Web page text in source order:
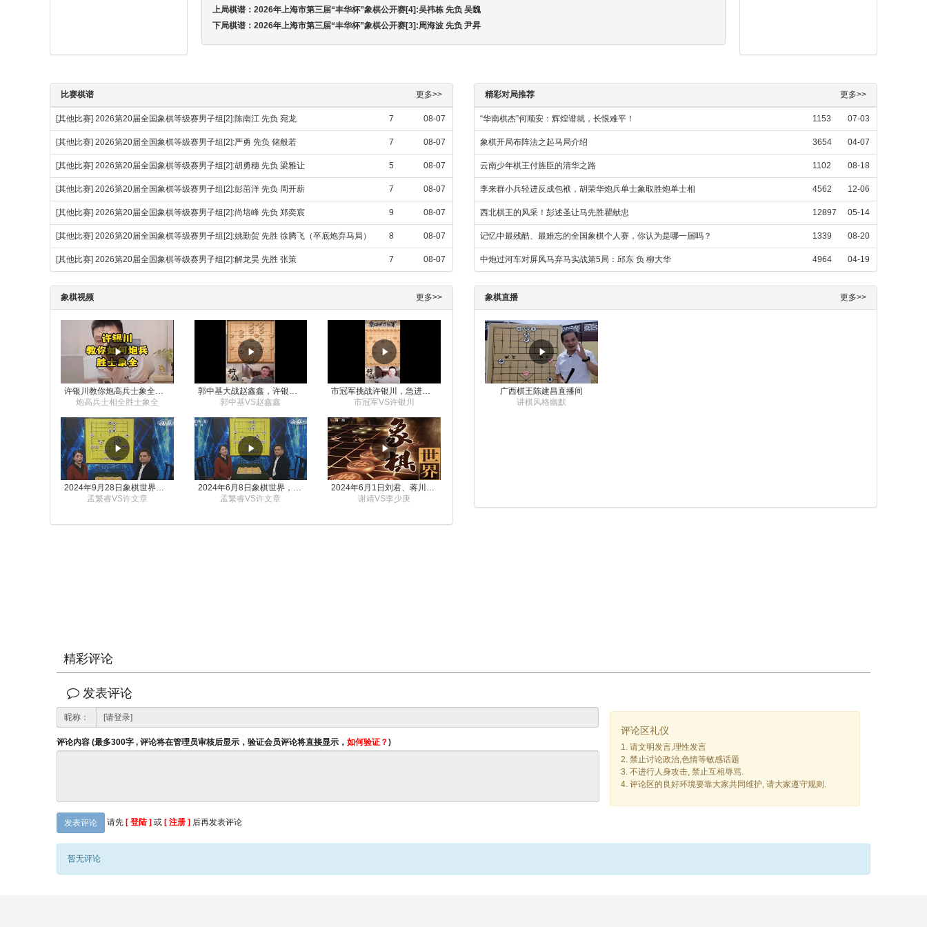
上局棋谱： 2026年上海市第三届“丰华杯”象棋公开赛[4]:吴祎栋 先负 吴魏
下局棋谱： 2026年上海市第三届“丰华杯”象棋公开赛[3]:周海波 先负 尹昇
比赛棋谱 更多>>
[其他比赛] 2026第20届全国象棋等级赛男子组[2]:陈南江 先负 宛龙 7 08-07
[其他比赛] 2026第20届全国象棋等级赛男子组[2]:严勇 先负 储般若 7 08-07
[其他比赛] 2026第20届全国象棋等级赛男子组[2]:胡勇穗 先负 梁雅让 5 08-07
[其他比赛] 2026第20届全国象棋等级赛男子组[2]:彭茁洋 先负 周开薪 7 08-07
[其他比赛] 2026第20届全国象棋等级赛男子组[2]:尚培峰 先负 郑奕宸 9 08-07
[其他比赛] 2026第20届全国象棋等级赛男子组[2]:姚勤贺 先胜 徐腾飞（卒底炮弃马局） 8 08-07
[其他比赛] 2026第20届全国象棋等级赛男子组[2]:解龙昊 先胜 张策 7 08-07
精彩对局推荐 更多>>
“华南棋杰”何顺安：辉煌谱就，长恨难平！ 1153 07-03
象棋开局布阵法之起马局介绍 3654 04-07
云南少年棋王付旌臣的清华之路 1102 08-18
李来群小兵轻进反成包袱，胡荣华炮兵单士象取胜炮单士相 4562 12-06
西北棋王的风采！彭述圣让马先胜瞿献忠 12897 05-14
记忆中最残酷、最难忘的全国象棋个人赛，你认为是哪一届吗？ 1339 08-20
中炮过河车对屏风马弃马实战第5局：邱东 负 柳大华 4964 04-19
象棋视频 更多>>
炮高兵士相全胜士象全
郭中基VS赵鑫鑫
市冠军VS许银川
2024年9月28日象棋世界栏目，刘君、蒋川讲解了第九届杨官璘杯象棋公开赛孟繁睿与许文章的对局
孟繁睿VS许文章
2024年6月8日象棋世界，刘君、蒋川讲解了第九届杨官璘杯全国象棋公开赛孟繁睿与许文章的对局
孟繁睿VS许文章
2024年6月1日刘君、蒋川讲解第三届上海杯象棋大师赛谢靖与李少庚的对局
谢靖VS李少庚
象棋直播 更多>>
广西棋王陈建昌直播间
讲棋风格幽默
精彩评论
发表评论
昵称：
评论内容 (最多300字 , 评论将在管理员审核后显示，验证会员评论将直接显示， 如何验证？)
发表评论 请先 [ 登陆 ] 或 [ 注册 ] 后再发表评论
评论区礼仪
1. 请文明发言,理性发言
2. 禁止讨论政治,色情等敏感话题
3. 不进行人身攻击, 禁止互相辱骂.
4. 评论区的良好环境要靠大家共同维护, 请大家遵守规则.
暂无评论